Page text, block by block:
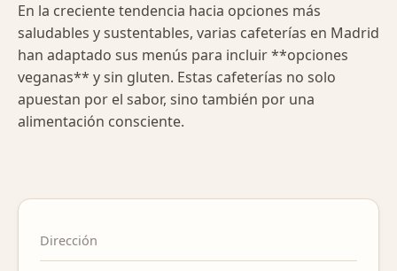
En la creciente tendencia hacia opciones más
saludables y sustentables, varias cafeterías en Madrid
han adaptado sus menús para incluir **opciones
veganas** y sin gluten. Estas cafeterías no solo
apuestan por el sabor, sino también por una
alimentación consciente.
Dirección